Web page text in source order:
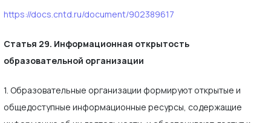
https://docs.cntd.ru/document/902389617
Статья 29. Информационная открытость
образовательной организации
1. Образовательные организации формируют открытые и
общедоступные информационные ресурсы, содержащие